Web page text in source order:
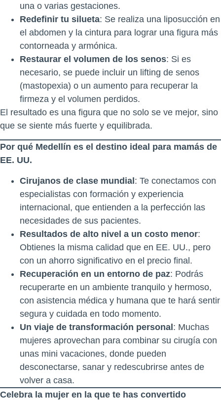
una o varias gestaciones.
Redefinir tu silueta: Se realiza una liposucción en
el abdomen y la cintura para lograr una figura más
contorneada y armónica.
Restaurar el volumen de los senos: Si es
necesario, se puede incluir un lifting de senos
(mastopexia) o un aumento para recuperar la
firmeza y el volumen perdidos.
El resultado es una figura que no solo se ve mejor, sino
que se siente más fuerte y equilibrada.
Por qué Medellín es el destino ideal para mamás de
EE. UU.
Cirujanos de clase mundial: Te conectamos con
especialistas con formación y experiencia
internacional, que entienden a la perfección las
necesidades de sus pacientes.
Resultados de alto nivel a un costo menor:
Obtienes la misma calidad que en EE. UU., pero
con un ahorro significativo en el precio final.
Recuperación en un entorno de paz: Podrás
recuperarte en un ambiente tranquilo y hermoso,
con asistencia médica y humana que te hará sentir
segura y cuidada en todo momento.
Un viaje de transformación personal: Muchas
mujeres aprovechan para combinar su cirugía con
unas mini vacaciones, donde pueden
desconectarse, sanar y redescubrirse antes de
volver a casa.
Celebra la mujer en la que te has convertido